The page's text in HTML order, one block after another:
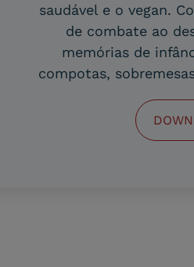
saudável e o vegan.
de combate ao
memórias de
compotas,